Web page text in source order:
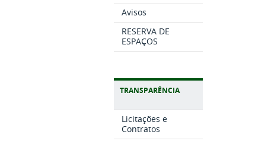
Avisos
RESERVA DE
ESPAÇOS
TRANSPARÊNCIA
Licitações e
Contratos